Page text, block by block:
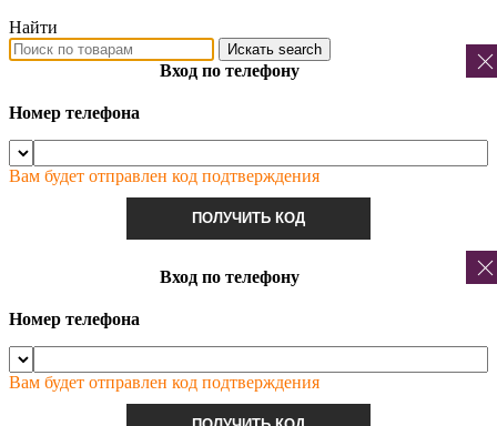
Найти
Искать search
Вход по телефону
Номер телефона
Вам будет отправлен код подтверждения
ПОЛУЧИТЬ КОД
Вход по телефону
Номер телефона
Вам будет отправлен код подтверждения